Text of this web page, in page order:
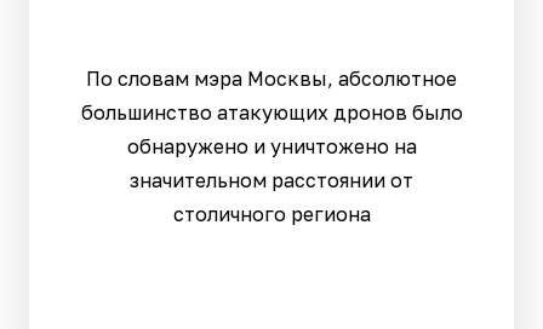
По словам мэра Москвы, абсолютное
большинство атакующих дронов было
обнаружено и уничтожено на
значительном расстоянии от
столичного региона